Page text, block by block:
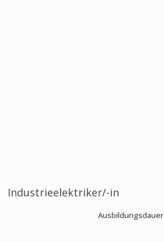
Industrieelektriker/-in
Ausbildungsdauer